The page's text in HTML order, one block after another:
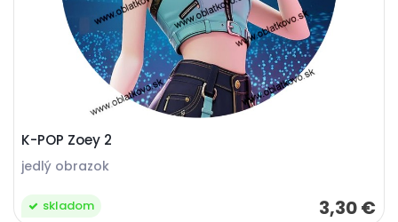
K-POP Zoey 2
jedlý obrazok
3,30 €
skladom